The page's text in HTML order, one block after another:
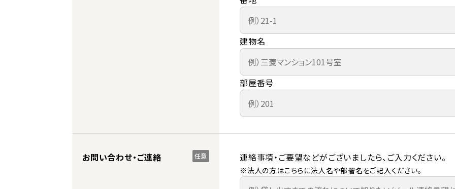
建物名
部屋番号
お問い合わせ・ご連絡 任意 連絡事項・ご要望などがございましたら、ご入力ください。
※法人の方はこちらに法人名や部署名をご記入ください。